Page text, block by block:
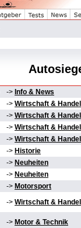
-> Info & News
-> Wirtschaft & Handel
-> Wirtschaft & Handel
-> Wirtschaft & Handel
-> Wirtschaft & Handel
-> Historie
-> Neuheiten
-> Neuheiten
-> Motorsport
-> Wirtschaft & Handel
-> Motor & Technik